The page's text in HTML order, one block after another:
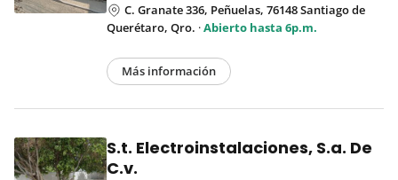
C. Granate 336, Peñuelas, 76148 Santiago de
Querétaro, Qro. ·Abierto hasta 6p.m.
Más información
S.t. Electroinstalaciones, S.a. De
C.v.